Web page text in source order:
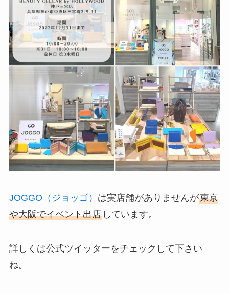
JOGGO（ジョッゴ） は実店舗がありませんが東京
や大阪でイベント出店しています。
詳しくは公式ツイッターをチェックして下さい
ね。